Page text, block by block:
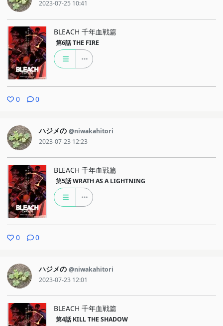
2023-07-25 10:41
BLEACH 千年血戦篇
第6話 THE FIRE
0 0
ハジメの @niwakahitori
2023-07-23 12:23
BLEACH 千年血戦篇
第5話 WRATH AS A LIGHTNING
0 0
ハジメの @niwakahitori
2023-07-23 12:01
BLEACH 千年血戦篇
第4話 KILL THE SHADOW